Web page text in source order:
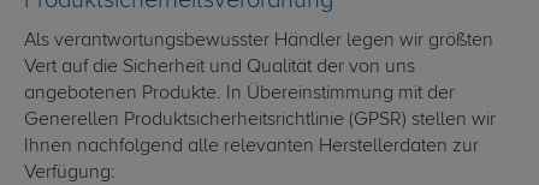
Als verantwortungsbewusster Händler legen wir größten
Vert auf die Sicherheit und Qualität der von uns
angebotenen Produkte. In Übereinstimmung mit der
Generellen Produktsicherheitsrichtlinie (GPSR) stellen wir
Ihnen nachfolgend alle relevanten Herstellerdaten zur
Verfügung: